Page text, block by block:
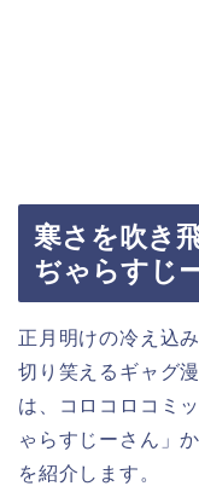
寒さを吹き
ぢゃらすじ
正月明けの冷え込
切り笑えるギャグ
は、コロコロコミ
ゃらすじーさん」
を紹介します。